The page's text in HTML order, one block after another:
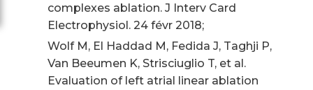
complexes ablation. J Interv Card
Electrophysiol. 24 févr 2018;
Wolf M, El Haddad M, Fedida J, Taghji P,
Van Beeumen K, Strisciuglio T, et al.
Evaluation of left atrial linear ablation